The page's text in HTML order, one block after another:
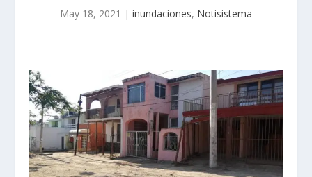
May 18, 2021 | inundaciones, Notisistema